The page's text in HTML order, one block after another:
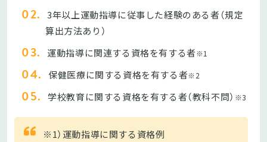
3年以上運動指導に従事した経験のある者（規定
算出方法あり）
運動指導に関連する資格を有する者※1
保健医療に関する資格を有する者※2
学校教育に関する資格を有する者（教科不問） ※3
※1）運動指導に関する資格例